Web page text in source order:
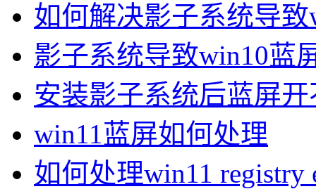
如何解决影子系统导致
影子系统导致win10蓝
安装影子系统后蓝屏
win11蓝屏如何处理
如何处理win11 registry